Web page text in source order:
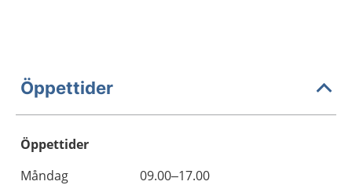
Öppettider
Öppettider
Dag
Öppettider
Kommentarer
Måndag 09.00–17.00